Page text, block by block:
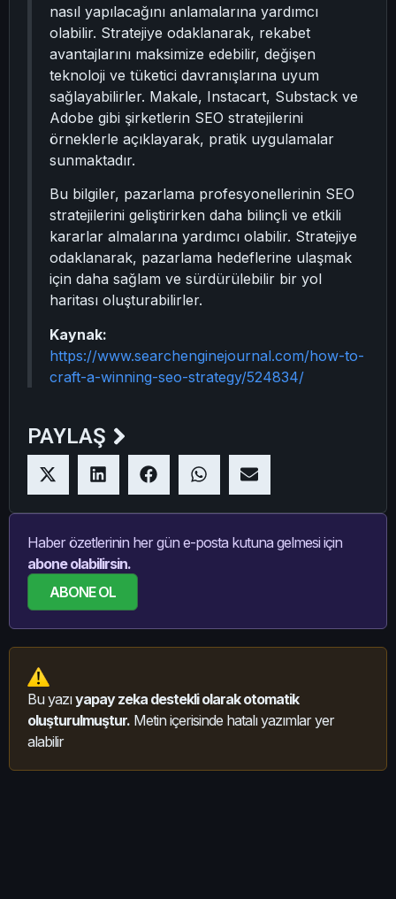
nasıl yapılacağını anlamalarına yardımcı
olabilir. Stratejiye odaklanarak, rekabet
avantajlarını maksimize edebilir, değişen
teknoloji ve tüketici davranışlarına uyum
sağlayabilirler. Makale, Instacart, Substack ve
Adobe gibi şirketlerin SEO stratejilerini
örneklerle açıklayarak, pratik uygulamalar
sunmaktadır.
Bu bilgiler, pazarlama profesyonellerinin SEO
stratejilerini geliştirirken daha bilinçli ve etkili
kararlar almalarına yardımcı olabilir. Stratejiye
odaklanarak, pazarlama hedeflerine ulaşmak
için daha sağlam ve sürdürülebilir bir yol
haritası oluşturabilirler.
Kaynak:
https://www.searchenginejournal.com/how-to-
craft-a-winning-seo-strategy/524834/
PAYLAŞ
Haber özetlerinin her gün e-posta kutuna gelmesi için
abone olabilirsin.
ABONE OL
Bu yazıyapay zeka destekli olarak otomatik
oluşturulmuştur. Metin içerisinde hatalı yazımlar yer
alabilir